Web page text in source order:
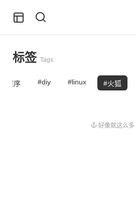
标签 Tags.
小程序 diy linux 火狐
好像就这么多